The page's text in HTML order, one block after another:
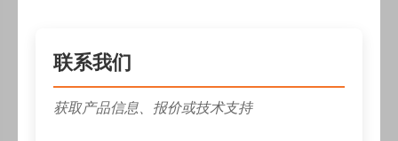
联系我们
获取产品信息、报价或技术支持